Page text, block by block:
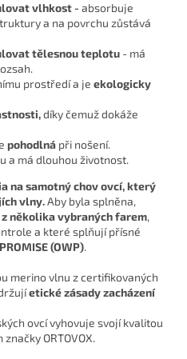
vlhkost - absorbuje
a na povrchu zůstává
tělesnou teplotu - má
prostředí a je ekologicky
díky čemuž dokáže
pohodlná při nošení.
a má dlouhou životnost.
na samotný chov ovcí, který
vlny.Aby byla splněna,
několika vybraných farem,
a které splňují přísné
(OWP).
merino vlnu z certifikovaných
etické zásady zacházení
ovcí vyhovuje svojí kvalitou
ORTOVOX.